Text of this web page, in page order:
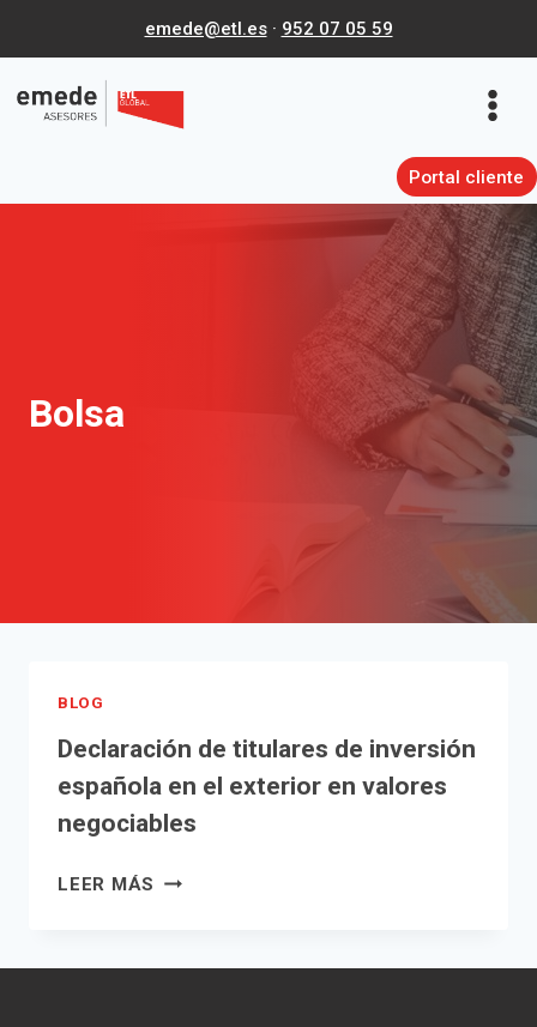
al
contenido
emede@etl.es· 952 07 05 59
Portal cliente
Bolsa
BLOG
Declaración de titulares de inversión
española en el exterior en valores
negociables
LEER MÁS DECLARACIÓN
DE